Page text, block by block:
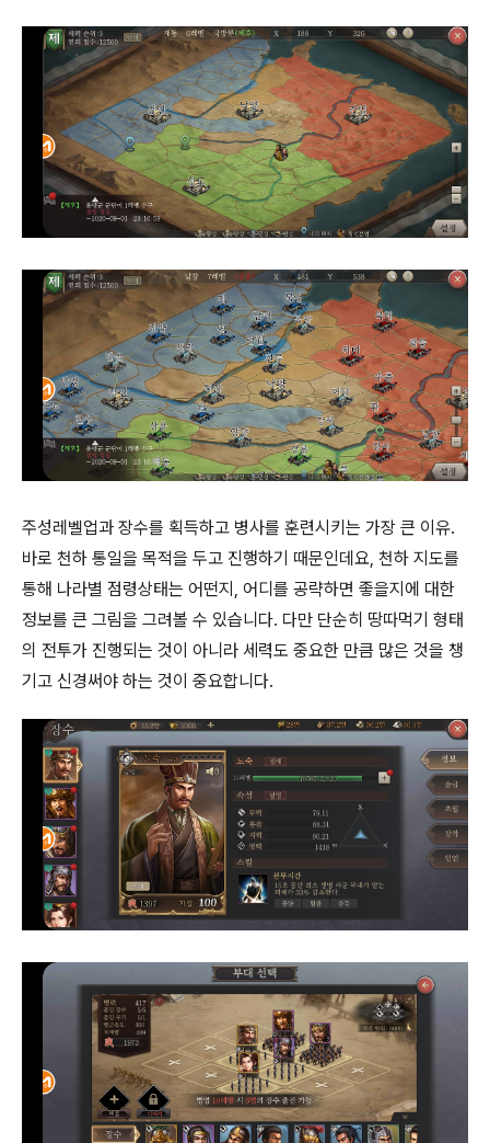
주성레벨업과 장수를 획득하고 병사를 훈련시키는 가장 큰 이유.
바로 천하 통일을 목적을 두고 진행하기 때문인데요, 천하 지도를
통해 나라별 점령상태는 어떤지, 어디를 공략하면 좋을지에 대한
정보를 큰 그림을 그려볼 수 있습니다. 다만 단순히 땅따먹기 형태
의 전투가 진행되는 것이 아니라 세력도 중요한 만큼 많은 것을 챙
기고 신경써야 하는 것이 중요합니다.